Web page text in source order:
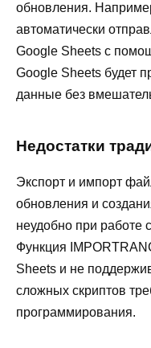
обновления.
автоматически
Google Sheets с
Google Sheets будет
данные без
Недостатки
Экспорт и импорт
обновления и
неудобно при
Функция
Sheets и не
сложных скриптов
программирования.